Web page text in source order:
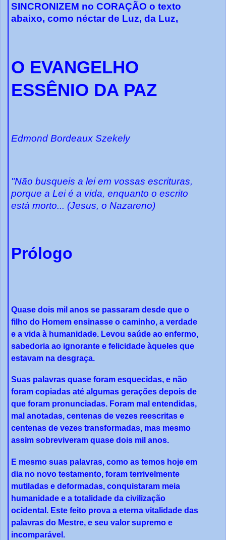
SINCRONIZEM no CORAÇÃO o texto
abaixo, como néctar de Luz, da Luz,
O EVANGELHO
ESSÊNIO DA PAZ
Edmond Bordeaux Szekely
"Não busqueis a lei em vossas escrituras,
porque a Lei é a vida, enquanto o escrito
está morto... (Jesus, o Nazareno)
Prólogo
Quase dois mil anos se passaram desde que o
filho do Homem ensinasse o caminho, a verdade
e a vida à humanidade. Levou saúde ao enfermo,
sabedoria ao ignorante e felicidade àqueles que
estavam na desgraça.
Suas palavras quase foram esquecidas, e não
foram copiadas até algumas gerações depois de
que foram pronunciadas. Foram mal entendidas,
mal anotadas, centenas de vezes reescritas e
centenas de vezes transformadas, mas mesmo
assim sobreviveram quase dois mil anos.
E mesmo suas palavras, como as temos hoje em
dia no novo testamento, foram terrivelmente
mutiladas e deformadas, conquistaram meia
humanidade e a totalidade da civilização
ocidental. Este feito prova a eterna vitalidade das
palavras do Mestre, e seu valor supremo e
incomparável.